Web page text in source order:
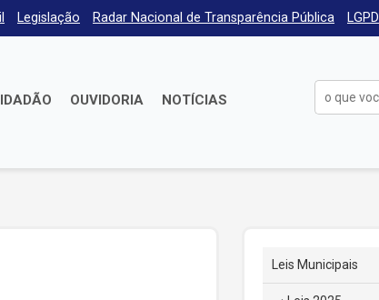
Legislação Radar Nacional de Transparência Pública LGPD
OUVIDORIA NOTÍCIAS
Leis Municipais